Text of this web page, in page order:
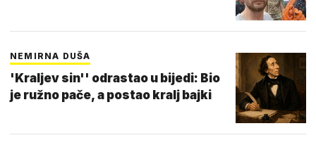
NEMIRNA DUŠA
'Kraljev sin'' odrastao u bijedi: Bio
je ružno pače, a postao kralj bajki